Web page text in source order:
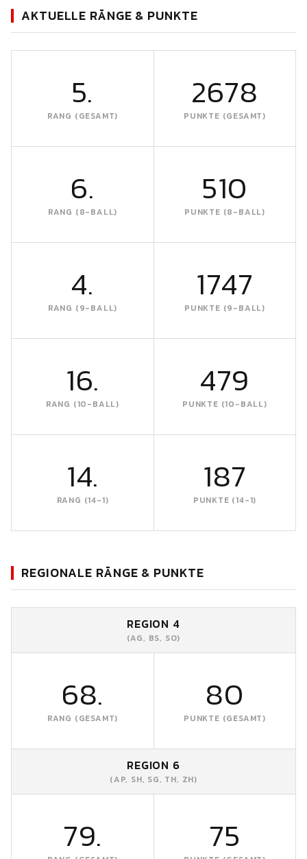
AKTUELLE RÄNGE & PUNKTE
5.
RANG (GESAMT)
2678
PUNKTE (GESAMT)
6.
RANG (8-BALL)
510
PUNKTE (8-BALL)
4.
RANG (9-BALL)
1747
PUNKTE (9-BALL)
16.
RANG (10-BALL)
479
PUNKTE (10-BALL)
14.
RANG (14-1)
187
PUNKTE (14-1)
REGIONALE RÄNGE & PUNKTE
REGION 4
(AG, BS, SO)
68.
RANG (GESAMT)
80
PUNKTE (GESAMT)
REGION 6
(AP, SH, SG, TH, ZH)
79. 75